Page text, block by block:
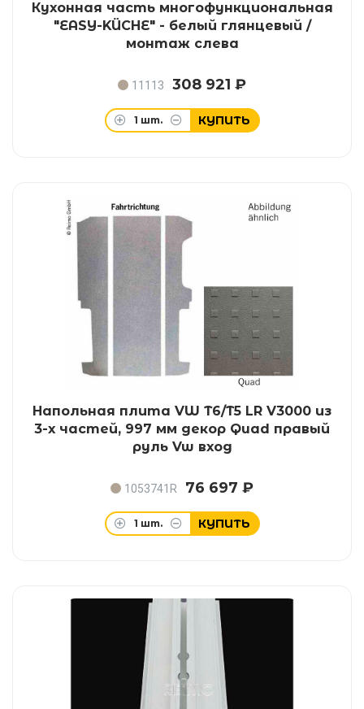
Кухонная часть многофункциональная
"EASY-KÜCHE" - белый глянцевый /
монтаж слева
11113 308 921 ₽
1 шт. КУПИТЬ
Напольная плита VW T6/T5 LR V3000 из
3-х частей, 997 мм декор Quad правый
руль Vw вход
1053741R 76 697 ₽
1 шт. КУПИТЬ